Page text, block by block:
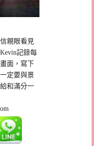
親眼看見
記錄每
面，寫下
定要與景
和滿分一